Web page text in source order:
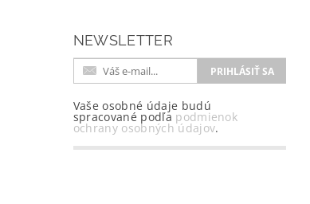
NEWSLETTER
Vaše osobné údaje budú
spracované podľa podmienok
ochrany osobných údajov.